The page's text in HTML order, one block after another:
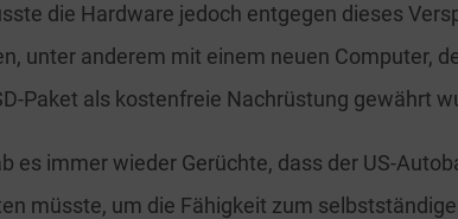
die Hardware jedoch entgegen dieses
unter anderem mit einem neuen Computer,
Paket als kostenfreie Nachrüstung gewährt
es immer wieder Gerüchte, dass der US-
müsste, um die Fähigkeit zum